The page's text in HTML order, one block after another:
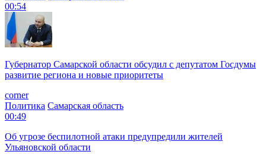
00:54
Губернатор Самарской области обсудил с депутатом Госдумы
развитие региона и новые приоритеты
corner
Политика Самарская область
00:49
Об угрозе беспилотной атаки предупредили жителей
Ульяновской области